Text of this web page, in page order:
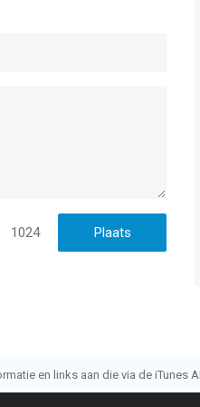
1024
en links aan die via de iTunes